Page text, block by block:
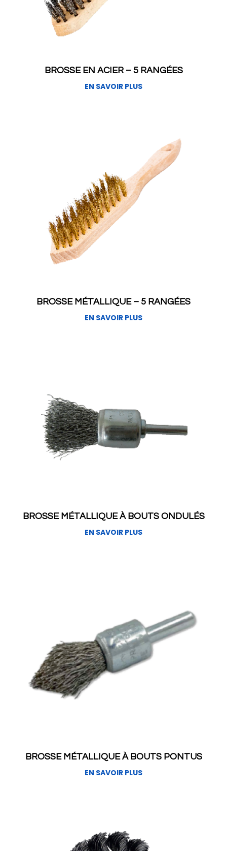
BROSSE EN ACIER – 5 RANGÉES
EN SAVOIR PLUS
BROSSE MÉTALLIQUE – 5 RANGÉES
EN SAVOIR PLUS
BROSSE MÉTALLIQUE À BOUTS ONDULÉS
EN SAVOIR PLUS
BROSSE MÉTALLIQUE À BOUTS PONTUS
EN SAVOIR PLUS